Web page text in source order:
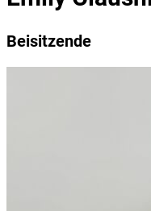
Beisitzende